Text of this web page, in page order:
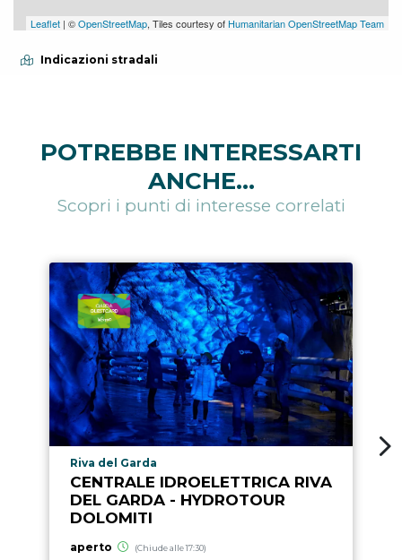
Leaflet | ©OpenStreetMap, Tiles courtesy of Humanitarian OpenStreetMap Team
Indicazioni stradali
POTREBBE INTERESSARTI
ANCHE...
Scopri i punti di interesse correlati
Località punto di interesse
Riva del Garda
CENTRALE IDROELETTRICA RIVA
DEL GARDA - HYDROTOUR
DOLOMITI
aperto (Chiude alle 17:30)